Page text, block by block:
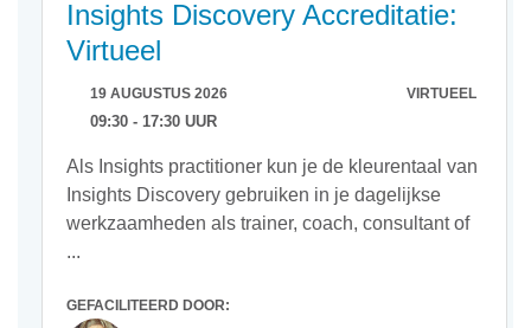
Insights Discovery Accreditatie:
Virtueel
19 AUGUSTUS 2026 VIRTUEEL
09:30 - 17:30 UUR
Als Insights practitioner kun je de kleurentaal van
Insights Discovery gebruiken in je dagelijkse
werkzaamheden als trainer, coach, consultant of
...
GEFACILITEERD DOOR: